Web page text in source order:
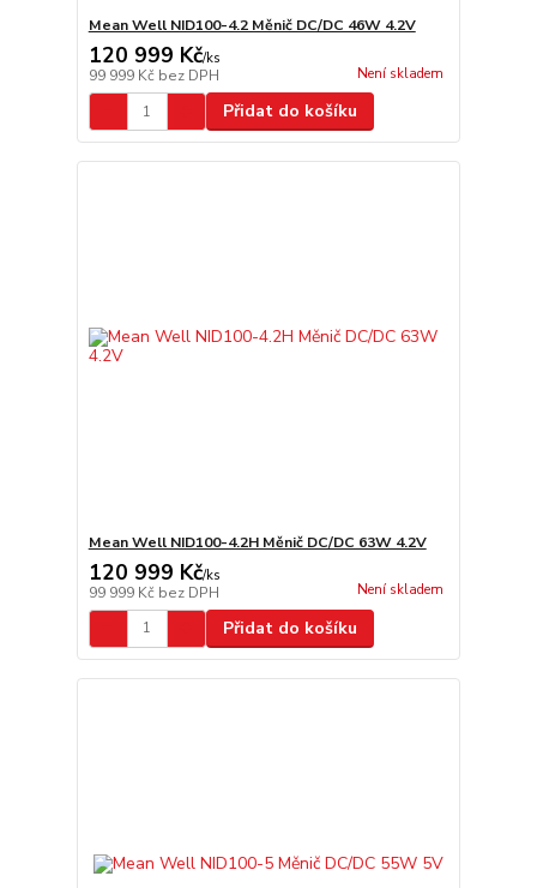
Mean Well NID100-4.2 Měnič DC/DC 46W 4.2V
120 999 Kč/ks
99 999 Kč bez DPH Není skladem
Přidat do košíku
Mean Well NID100-4.2H Měnič DC/DC 63W 4.2V
120 999 Kč/ks
99 999 Kč bez DPH Není skladem
Přidat do košíku